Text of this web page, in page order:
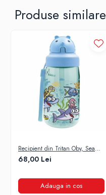
Produse similare
Recipient din Tritan Oby, Sea
Friends, 450 ml, Laken
68,00 Lei
Adauga in cos